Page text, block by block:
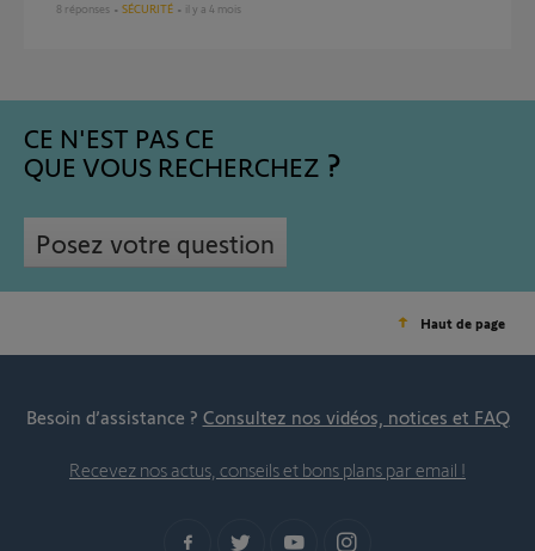
8 réponses SÉCURITÉ il y a 4 mois
CE N'EST PAS CE
QUE VOUS RECHERCHEZ
Posez votre question
Haut de page
Besoin d’assistance ? Consultez nos vidéos, notices et FAQ
Recevez nos actus, conseils et bons plans par email !